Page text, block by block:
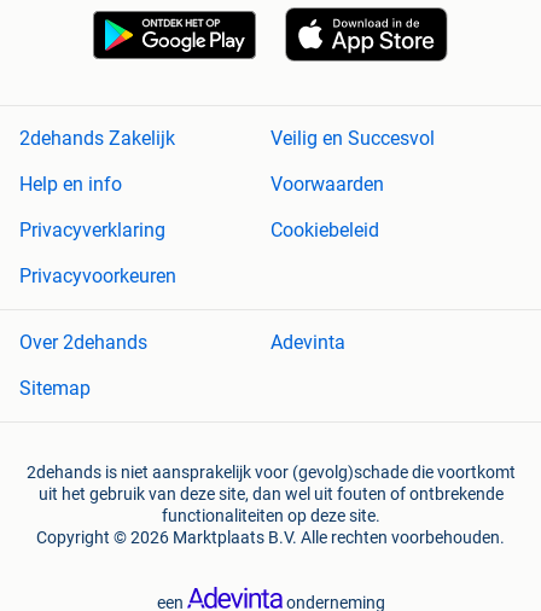
2dehands Zakelijk
Veilig en Succesvol
Help en info
Voorwaarden
Privacyverklaring
Cookiebeleid
Privacyvoorkeuren
Over 2dehands
Adevinta
Sitemap
2dehands is niet aansprakelijk voor (gevolg)schade die voortkomt
uit het gebruik van deze site, dan wel uit fouten of ontbrekende
functionaliteiten op deze site.
Copyright © 2026 Marktplaats B.V. Alle rechten voorbehouden.
een onderneming